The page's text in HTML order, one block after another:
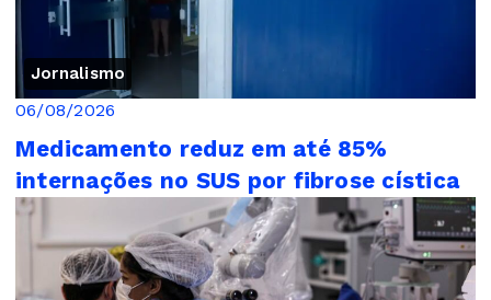
Jornalismo
06/08/2026
Medicamento reduz em até 85%
internações no SUS por fibrose cística